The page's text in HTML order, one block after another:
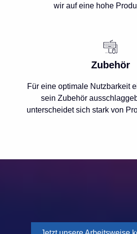
wir auf eine hohe
Zubehör
Für eine optimale Nutzbarkeit
sein Zubehör
unterscheidet sich stark von